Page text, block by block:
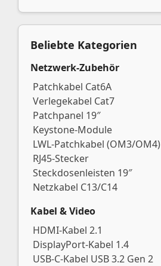
Beliebte Kategorien
Netzwerk-Zubehör
Patchkabel Cat6A
Verlegekabel Cat7
Patchpanel 19″
Keystone-Module
LWL-Patchkabel (OM3/OM4)
RJ45-Stecker
Steckdosenleisten 19″
Netzkabel C13/C14
Kabel & Video
HDMI-Kabel 2.1
DisplayPort-Kabel 1.4
USB-C-Kabel USB 3.2 Gen 2